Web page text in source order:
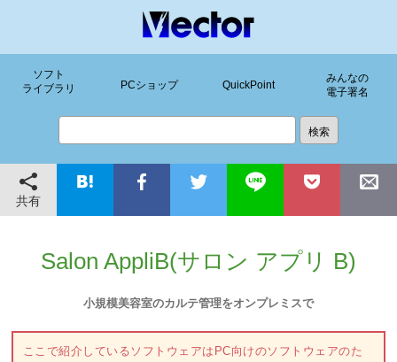
ソフト
ライブラリ
PCショップ QuickPoint
みんなの
電子署名
共有
Salon AppliB(サロン アプリ B)
小規模美容室のカルテ管理をオンプレミスで
ここで紹介しているソフトウェアはPC向けのソフトウェアのた